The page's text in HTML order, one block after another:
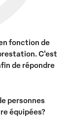
fonction de
C'est
de répondre
personnes
équipées?